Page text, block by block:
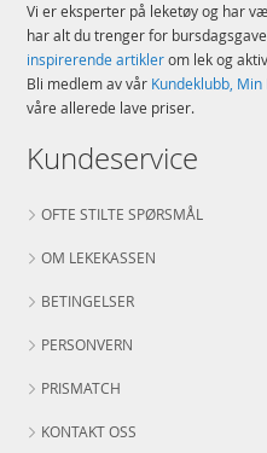
Vi er eksperter på leketøy og har
har alt du trenger for
inspirerende artiklerom lek og
Bli medlem av vår Kundeklubb, Min
våre allerede lave priser.
Kundeservice
OFTE STILTE SPØRSMÅL
OM LEKEKASSEN
BETINGELSER
PERSONVERN
PRISMATCH
KONTAKT OSS